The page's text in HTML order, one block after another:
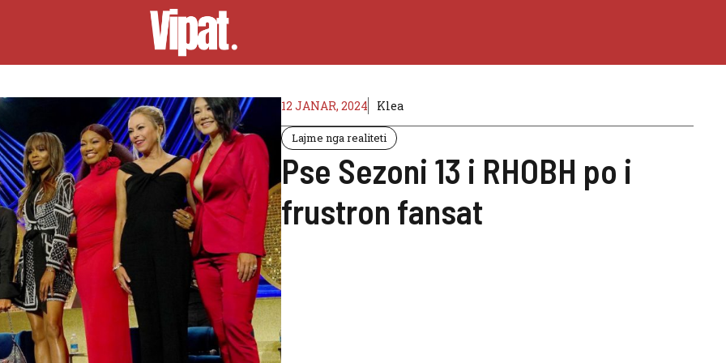
12 JANAR, 2024 Klea
Lajme nga realiteti
Pse Sezoni 13 i RHOBH po i
frustron fansat